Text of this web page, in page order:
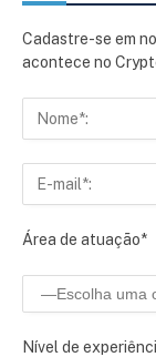
Cadastre-se em
acontece no
Área de atuação*
Nível de